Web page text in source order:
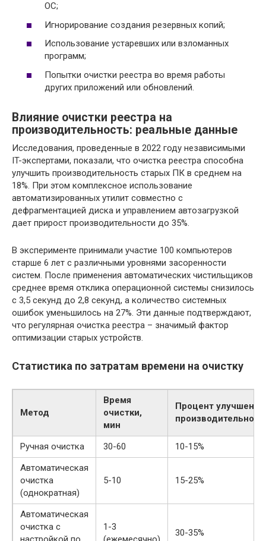
ОС;
Игнорирование создания резервных копий;
Использование устаревших или взломанных
программ;
Попытки очистки реестра во время работы
других приложений или обновлений.
Влияние очистки реестра на
производительность: реальные данные
Исследования, проведенные в 2022 году независимыми
IT-экспертами, показали, что очистка реестра способна
улучшить производительность старых ПК в среднем на
18%. При этом комплексное использование
автоматизированных утилит совместно с
дефрагментацией диска и управлением автозагрузкой
дает прирост производительности до 35%.
В эксперименте принимали участие 100 компьютеров
старше 6 лет с различными уровнями засоренности
систем. После применения автоматических чистильщиков
среднее время отклика операционной системы снизилось
с 3,5 секунд до 2,8 секунд, а количество системных
ошибок уменьшилось на 27%. Эти данные подтверждают,
что регулярная очистка реестра – значимый фактор
оптимизации старых устройств.
Статистика по затратам времени на очистку
Метод
Время
очистки,
мин
Процент улучшения
Ручная очистка 30-60
10-15%
Автоматическая
очистка
(однократная)
5-10 15-25%
Автоматическая
очистка с
1-3
30-35%